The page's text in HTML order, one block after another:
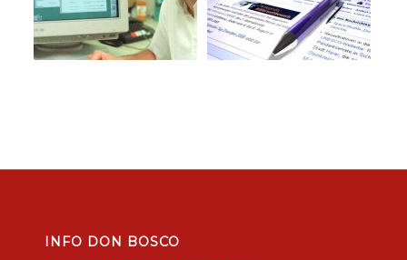
INFO DON BOSCO